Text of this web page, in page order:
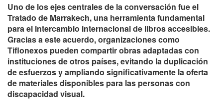
Uno de los ejes centrales de la conversación fue el
Tratado de Marrakech, una herramienta fundamental
para el intercambio internacional de libros accesibles.
Gracias a este acuerdo, organizaciones como
Tiflonexos pueden compartir obras adaptadas con
instituciones de otros países, evitando la duplicación
de esfuerzos y ampliando significativamente la oferta
de materiales disponibles para las personas con
discapacidad visual.